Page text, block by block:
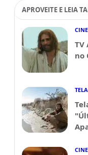
APROVEITE E LEIA
TV
no